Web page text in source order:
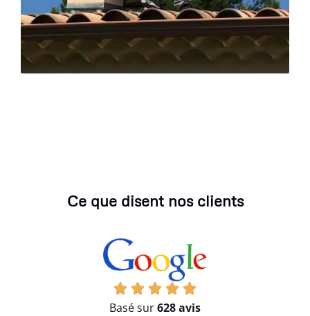
Ce que disent nos clients
Basé sur628 avis